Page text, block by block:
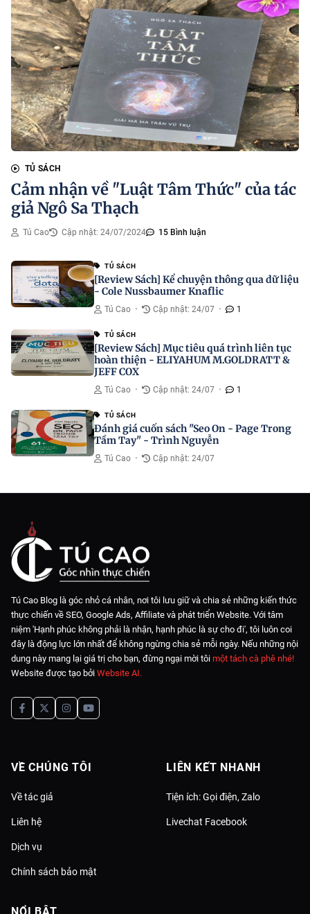
TỦ SÁCH
Cảm nhận về "Luật Tâm Thức" của tác
giả Ngô Sa Thạch
Tú Cao Cập nhật: 24/07/2024 15 Bình luận
TỦ SÁCH
[Review Sách] Kể chuyện thông qua dữ liệu
- Cole Nussbaumer Knaflic
Tú Cao • Cập nhật: 24/07 • 1
TỦ SÁCH
[Review Sách] Mục tiêu quá trình liên tục
hoàn thiện - ELIYAHUM M.GOLDRATT &
JEFF COX
Tú Cao • Cập nhật: 24/07 • 1
TỦ SÁCH
Đánh giá cuốn sách "Seo On - Page Trong
Tầm Tay" - Trình Nguyễn
Tú Cao • Cập nhật: 24/07
Tú Cao Blog là góc nhỏ cá nhân, nơi tôi lưu giữ và chia sẻ những kiến thức
thực chiến về SEO, Google Ads, Affiliate và phát triển Website. Với tâm
niệm 'Hạnh phúc không phải là nhận, hạnh phúc là sự cho đi', tôi luôn coi
đây là động lực lớn nhất để không ngừng chia sẻ mỗi ngày. Nếu những nội
dung này mang lại giá trị cho bạn, đừng ngại mời tôi một tách cà phê nhé!
Website được tạo bởi Website AI.
VỀ CHÚNG TÔI
Về tác giả
Liên hệ
Dịch vụ
Chính sách bảo mật
LIÊN KẾT NHANH
Tiện ích: Gọi điện, Zalo
Livechat Facebook